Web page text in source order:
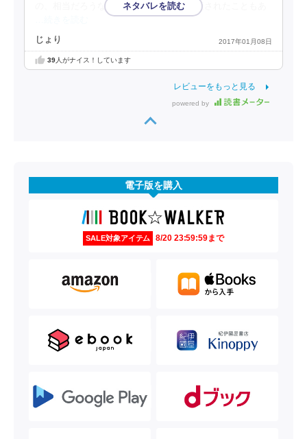
の、相当だろうな。私の職場の先輩も流産されたこともあ
じょり 2017年01月08日
39人がナイス！しています
レビューをもっと見る
powered by
電子版を購入
SALE対象アイテム 8/20 23:59:59まで